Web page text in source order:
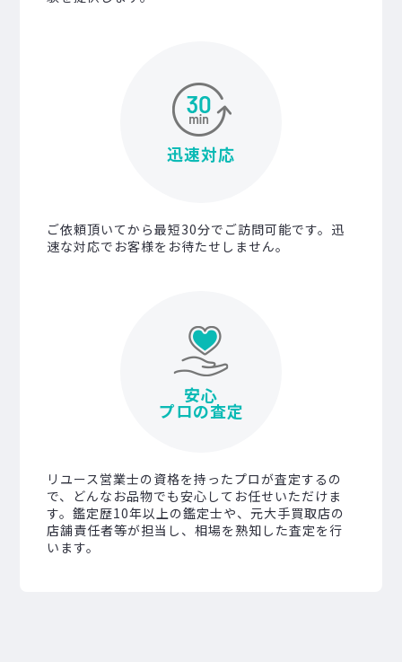
迅速対応
ご依頼頂いてから最短30分でご訪問可能です。迅
速な対応でお客様をお待たせしません。
安心
プロの査定
リユース営業士の資格を持ったプロが査定するの
で、どんなお品物でも安心してお任せいただけま
す。鑑定歴10年以上の鑑定士や、元大手買取店の
店舗責任者等が担当し、相場を熟知した査定を行
います。